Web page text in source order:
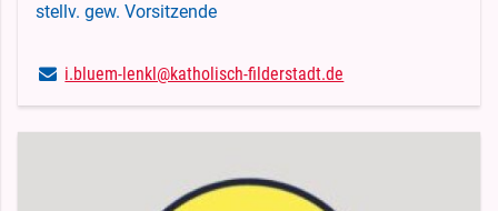
stellv. gew. Vorsitzende
i.​bluem-lenkl@​katholisch-filderstadt.​de